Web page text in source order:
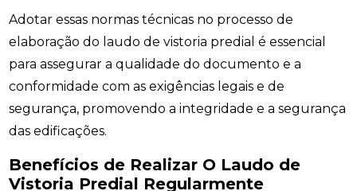
Adotar essas normas técnicas no processo de
elaboração do laudo de vistoria predial é essencial
para assegurar a qualidade do documento e a
conformidade com as exigências legais e de
segurança, promovendo a integridade e a segurança
das edificações.
Benefícios de Realizar O Laudo de
Vistoria Predial Regularmente